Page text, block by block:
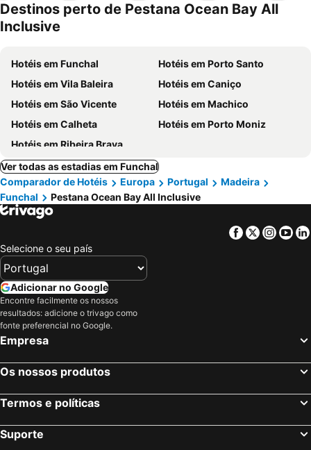
Destinos perto de Pestana Ocean Bay All
Inclusive
Hotéis em Funchal
Hotéis em Porto Santo
Hotéis em Vila Baleira
Hotéis em Caniço
Hotéis em São Vicente
Hotéis em Machico
Hotéis em Calheta
Hotéis em Porto Moniz
Hotéis em Ribeira Brava
Ver todas as estadias em Funchal
Comparador de Hotéis
Europa Portugal
Madeira
Funchal
Pestana Ocean Bay All Inclusive
Facebook
Twitter
Selecione o seu país
Adicionar no Google
Encontre facilmente os nossos
resultados: adicione o trivago como
fonte preferencial no Google.
Empresa
Os nossos produtos
Termos e políticas
Suporte